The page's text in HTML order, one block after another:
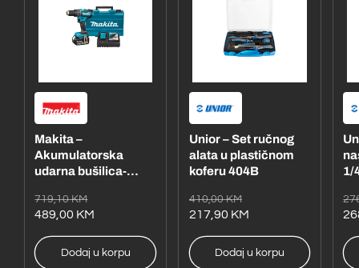
Makita –
Akumulatorska
udarna bušilica-
DHP485RFE1
Redovna
cijena
719,10 KM
Akcijska
cijena
489,00 KM
Dodaj u korpu
Unior – Set ručnog
alata u plastičnom
koferu 404B
Redovna
cijena
410,00 KM
Akcijska
cijena
217,90 KM
Dodaj u korpu
1/